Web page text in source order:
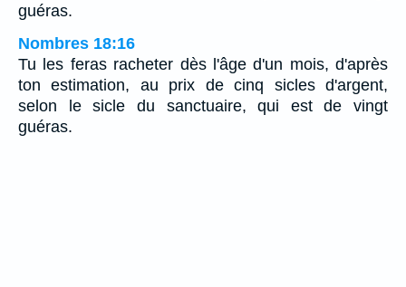
guéras.
Nombres 18:16
Tu les feras racheter dès l'âge d'un mois, d'après
ton estimation, au prix de cinq sicles d'argent,
selon le sicle du sanctuaire, qui est de vingt
guéras.